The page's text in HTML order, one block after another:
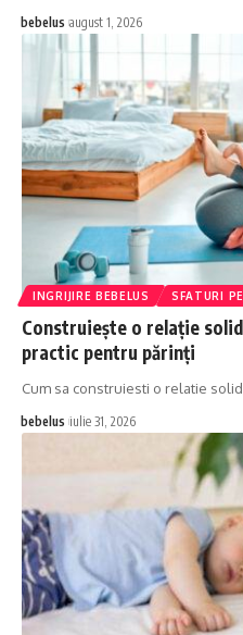
bebelus august 1, 2026
INGRIJIRE BEBELUS SFATURI
Construiește o relație
practic pentru părinți
Cum sa construiesti o relatie
bebelus iulie 31, 2026